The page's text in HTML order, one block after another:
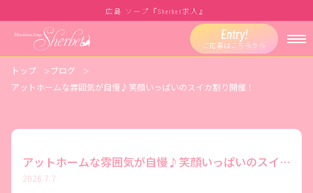
広島 ソープ『Sherbet求人』
Entry!
ご応募はこちらから
トップ
ブログ
アットホームな雰囲気が自慢♪笑顔いっぱいのスイカ割り開催！
アットホームな雰囲気が自慢♪笑顔いっぱいのスイカ割り開催！
2026.7.7